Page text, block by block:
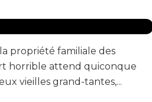
propriété familiale des
horrible attend quiconque
vieilles grand-tantes,...